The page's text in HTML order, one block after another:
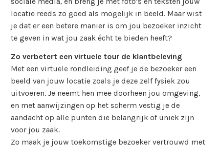
locatie reeds zo goed als mogelijk in beeld. Maar wist
je dat er een betere manier is om jou bezoeker inzicht
te geven in wat jou zaak écht te bieden heeft?
Zo verbetert een virtuele tour de klantbeleving
Met een virtuele rondleiding geef je de bezoeker een
beeld van jouw locatie zoals je deze zelf fysiek zou
uitvoeren. Je neemt hen mee doorheen jou omgeving,
en met aanwijzingen op het scherm vestig je de
aandacht op alle punten die belangrijk of uniek zijn
voor jou zaak.
Zo maak je jouw toekomstige bezoeker vertrouwd met